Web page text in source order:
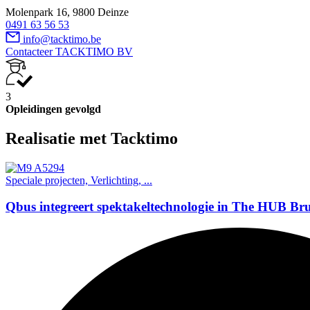
Molenpark 16, 9800 Deinze
0491 63 56 53
info@tacktimo.be
Contacteer TACKTIMO BV
3
Opleidingen gevolgd
Realisatie met Tacktimo
Speciale projecten, Verlichting, ...
Qbus integreert spektakeltechnologie in The HUB